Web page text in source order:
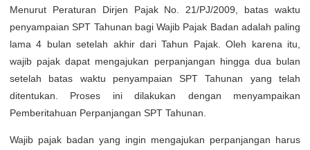
Menurut Peraturan Dirjen Pajak No. 21/PJ/2009, batas waktu
penyampaian SPT Tahunan bagi Wajib Pajak Badan adalah paling
lama 4 bulan setelah akhir dari Tahun Pajak. Oleh karena itu,
wajib pajak dapat mengajukan perpanjangan hingga dua bulan
setelah batas waktu penyampaian SPT Tahunan yang telah
ditentukan. Proses ini dilakukan dengan menyampaikan
Pemberitahuan Perpanjangan SPT Tahunan.
Wajib pajak badan yang ingin mengajukan perpanjangan harus